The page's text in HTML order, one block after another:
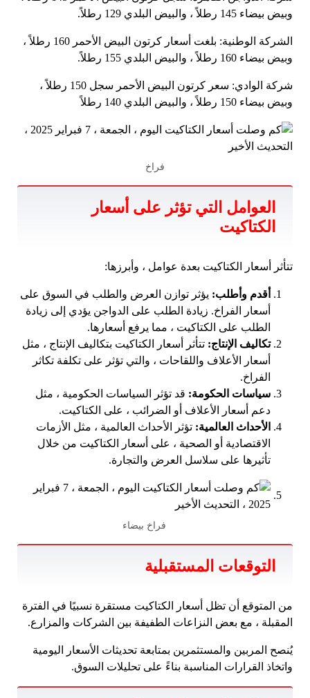
وبيض بيضاء 145 رطلاً ، والبيض البلدي 129 رطلاً.
الشركة الوطنية: بلغت أسعار كرتون البيض الأحمر 160 رطلاً ،
وبيض بيضاء 160 رطلاً ، والبيض البلدي 155 رطلاً.
شركة الوادي: سعر كرتون البيض الأحمر سجل 150 رطلاً ،
وبيض بيضاء 150 رطلاً ، والبيض البلدي 140 رطلاً
فراخ
العوامل التي تؤثر على أسعار
الكتاكيت
تتأثر أسعار الكتاكيت بعدة عوامل ، وأبرزها:
أقدم وأطلب: يؤثر توازن العرض والطلب في السوق على
أسعار الفراخ. زيادة الطلب على الدواجن يؤدي إلى زيادة
الطلب على الكتاكيت ، مما يرفع أسعارها.
تكاليف الإنتاج: تتأثر أسعار الكتاكيت بتكاليف الإنتاج ، مثل
أسعار الأعلاف واللقاحات ، والتي تؤثر على تكلفة تكاثر
الفراخ.
سياسات الحكومة: قد تؤثر السياسات الحكومية ، مثل
دعم أسعار الأعلاف أو الضرائب ، على الكتاكيت.
الأحداث العالمية: تؤثر الأحداث العالمية ، مثل الأزمات
الاقتصادية أو الصحية ، على أسعار الكتاكيت من خلال
تأثيرها على سلاسل العرض والتجارة.
فراخ بيضاء
التوقعات المستقبلية
من المتوقع أن تظل أسعار الكتاكيت مستقرة نسبيًا في الفترة
المقبلة ، مع بعض النزاعات الطفيفة بين الشركات والمزارع.
يُنصح المربين والمستثمرين بمتابعة تحديثات الأسعار اليومية
واتخاذ القرارات المناسبة بناءً على تحليلات السوق.